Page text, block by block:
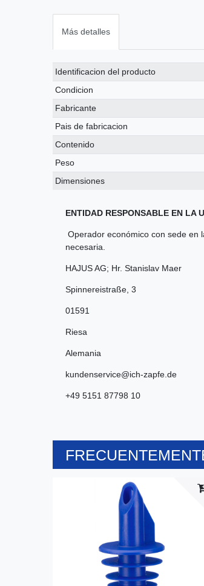
Más detalles
Identificacion del producto
Condicion
Fabricante
Pais de fabricacion
Contenido
Peso
Dimensiones
ENTIDAD RESPONSABLE EN LA
Operador económico con sede en
necesaria.
HAJUS AG; Hr. Stanislav Maer
Spinnereistraße 3
01591
Riesa
Alemania
kundenservice@ich-zapfe.de
+49 5151 87798 10